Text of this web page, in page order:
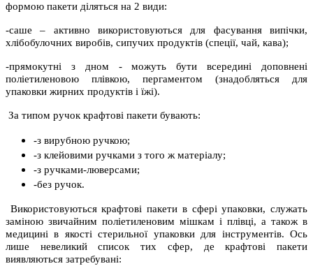
формою пакети діляться на 2 види:
-саше – активно використовуються для фасування випічки,
хлібобулочних виробів, сипучих продуктів (спеції, чай, кава);
-прямокутні з дном - можуть бути всередині доповнені
поліетиленовою плівкою, пергаментом (знадобляться для
упаковки жирних продуктів і їжі).
За типом ручок крафтові пакети бувають:
-з вирубною ручкою;
-з клейовими ручками з того ж матеріалу;
-з ручками-люверсами;
-без ручок.
Використовуються крафтові пакети в сфері упаковки, служать
заміною звичайним поліетиленовим мішкам і плівці, а також в
медицині в якості стерильної упаковки для інструментів. Ось
лише невеликий список тих сфер, де крафтові пакети
виявляються затребувані: